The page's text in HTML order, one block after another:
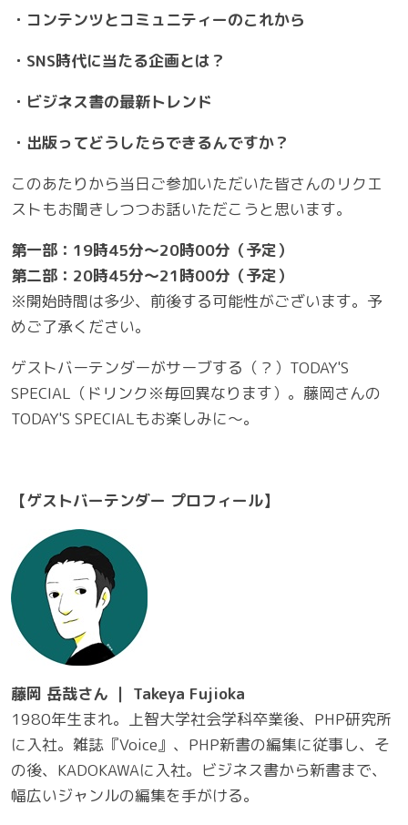
・コンテンツとコミュニティーのこれから
・SNS時代に当たる企画とは？
・ビジネス書の最新トレンド
・出版ってどうしたらできるんですか？
このあたりから当日ご参加いただいた皆さんのリクエ
ストもお聞きしつつお話いただこうと思います。
第一部：19時45分～20時00分（予定）
第二部：20時45分～21時00分（予定）
※開始時間は多少、前後する可能性がございます。予
めご了承ください。
ゲストバーテンダーがサーブする（？）TODAY'S
SPECIAL（ドリンク※毎回異なります）。藤岡さんの
TODAY'S SPECIALもお楽しみに～。
【ゲストバーテンダー プロフィール】
藤岡 岳哉さん ｜ Takeya Fujioka
1980年生まれ。上智大学社会学科卒業後、PHP研究所
に入社。雑誌『Voice』、PHP新書の編集に従事し、そ
の後、KADOKAWAに入社。ビジネス書から新書まで、
幅広いジャンルの編集を手がける。